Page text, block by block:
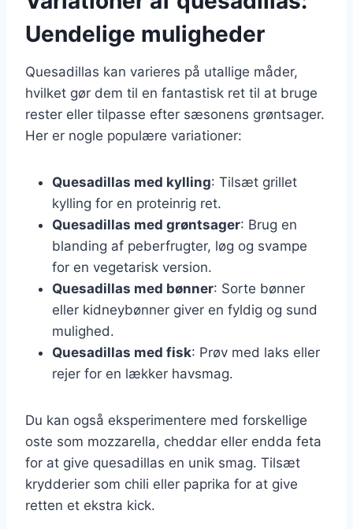
Uendelige muligheder
Quesadillas kan varieres på utallige måder,
hvilket gør dem til en fantastisk ret til at bruge
rester eller tilpasse efter sæsonens grøntsager.
Her er nogle populære variationer:
Quesadillas med kylling: Tilsæt grillet
kylling for en proteinrig ret.
Quesadillas med grøntsager: Brug en
blanding af peberfrugter, løg og svampe
for en vegetarisk version.
Quesadillas med bønner: Sorte bønner
eller kidneybønner giver en fyldig og sund
mulighed.
Quesadillas med fisk: Prøv med laks eller
rejer for en lækker havsmag.
Du kan også eksperimentere med forskellige
oste som mozzarella, cheddar eller endda feta
for at give quesadillas en unik smag. Tilsæt
krydderier som chili eller paprika for at give
retten et ekstra kick.